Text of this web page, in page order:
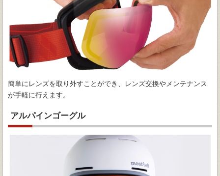
簡単にレンズを取り外すことができ、レンズ交換やメンテナンス
が手軽に行えます。
アルパインゴーグル